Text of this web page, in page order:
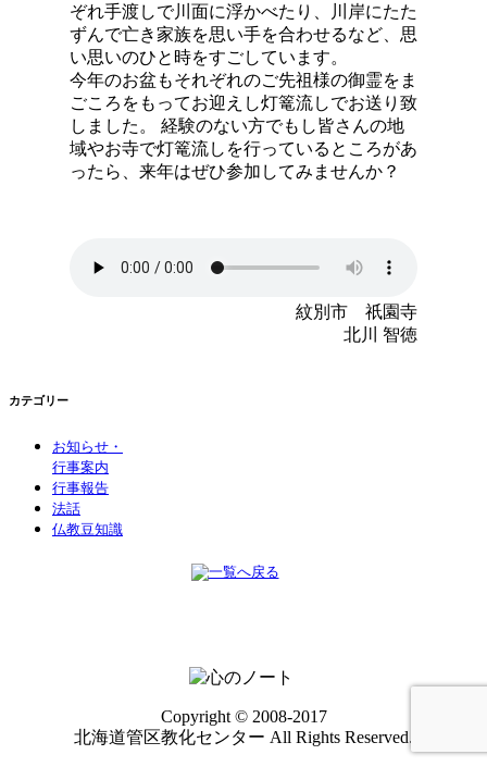
ぞれ手渡しで川面に浮かべたり、川岸にたた
ずんで亡き家族を思い手を合わせるなど、思
い思いのひと時をすごしています。
今年のお盆もそれぞれのご先祖様の御霊をま
ごころをもってお迎えし灯篭流しでお送り致
しました。 経験のない方でもし皆さんの地
域やお寺で灯篭流しを行っているところがあ
ったら、来年はぜひ参加してみませんか？
紋別市 祇園寺
北川 智徳
カテゴリー
お知らせ・
行事案内
行事報告
法話
仏教豆知識
Copyright © 2008-2017
北海道管区教化センター All Rights Reserved.